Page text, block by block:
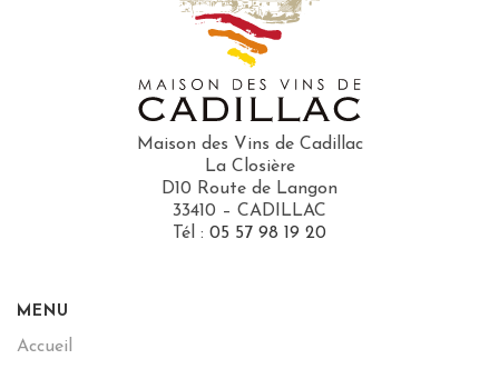
Maison des Vins de Cadillac
La Closière
D10 Route de Langon
33410 – CADILLAC
Tél : 05 57 98 19 20
MENU
Accueil